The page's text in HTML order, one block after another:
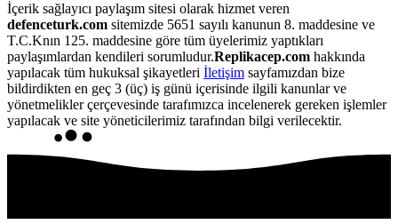
İçerik sağlayıcı paylaşım sitesi olarak hizmet veren
defenceturk.com sitemizde 5651 sayılı kanunun 8. maddesine ve
T.C.Knın 125. maddesine göre tüm üyelerimiz yaptıkları
paylaşımlardan kendileri sorumludur.Replikacep.com hakkında
yapılacak tüm hukuksal şikayetleri İletişim sayfamızdan bize
bildirdikten en geç 3 (üç) iş günü içerisinde ilgili kanunlar ve
yönetmelikler çerçevesinde tarafımızca incelenerek gereken işlemler
yapılacak ve site yöneticilerimiz tarafından bilgi verilecektir.